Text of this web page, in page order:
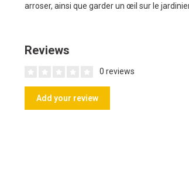
arroser, ainsi que garder un œil sur le
Reviews
0 reviews
Add your review